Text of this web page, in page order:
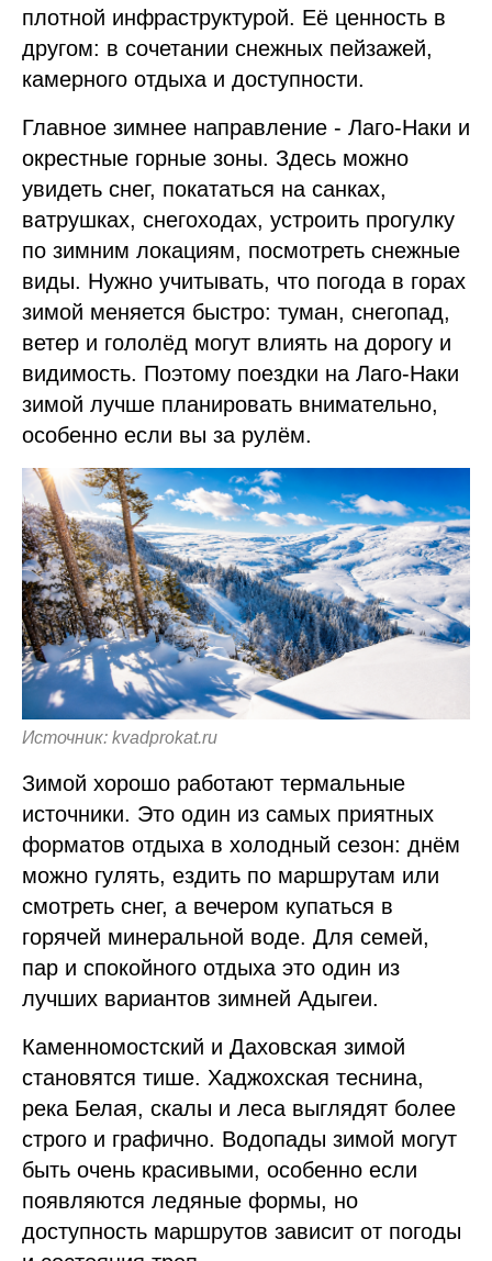
плотной инфраструктурой. Её ценность в
другом: в сочетании снежных пейзажей,
камерного отдыха и доступности.
Главное зимнее направление - Лаго-Наки и
окрестные горные зоны. Здесь можно
увидеть снег, покататься на санках,
ватрушках, снегоходах, устроить прогулку
по зимним локациям, посмотреть снежные
виды. Нужно учитывать, что погода в горах
зимой меняется быстро: туман, снегопад,
ветер и гололёд могут влиять на дорогу и
видимость. Поэтому поездки на Лаго-Наки
зимой лучше планировать внимательно,
особенно если вы за рулём.
Источник: kvadprokat.ru
Зимой хорошо работают термальные
источники. Это один из самых приятных
форматов отдыха в холодный сезон: днём
можно гулять, ездить по маршрутам или
смотреть снег, а вечером купаться в
горячей минеральной воде. Для семей,
пар и спокойного отдыха это один из
лучших вариантов зимней Адыгеи.
Каменномостский и Даховская зимой
становятся тише. Хаджохская теснина,
река Белая, скалы и леса выглядят более
строго и графично. Водопады зимой могут
быть очень красивыми, особенно если
появляются ледяные формы, но
доступность маршрутов зависит от погоды